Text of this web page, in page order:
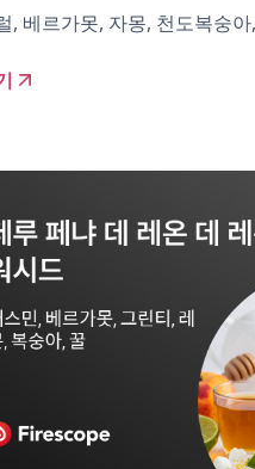
, 베르가못, 자몽, 천도복숭